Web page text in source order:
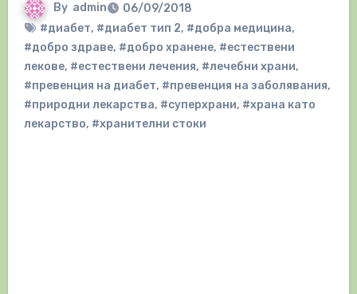
By admin
06/09/2018
#диабет, #диабет тип 2, #добра медицина,
#добро здраве, #добро хранене, #естествени
лекове, #естествени лечения, #лечебни храни,
#превенция на диабет, #превенция на заболявания,
#природни лекарства, #суперхрани, #храна като
лекарство, #хранителни стоки